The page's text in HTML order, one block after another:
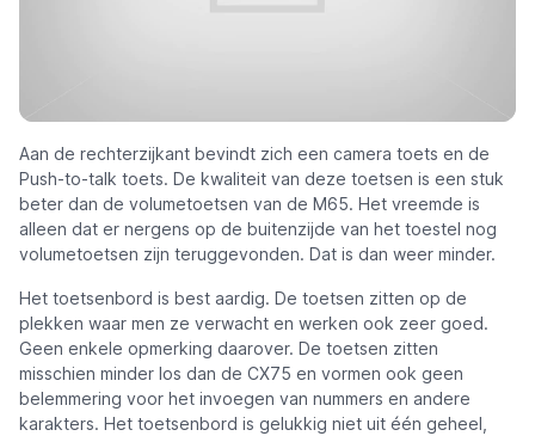
Aan de rechterzijkant bevindt zich een camera toets en de
Push-to-talk toets. De kwaliteit van deze toetsen is een stuk
beter dan de volumetoetsen van de M65. Het vreemde is
alleen dat er nergens op de buitenzijde van het toestel nog
volumetoetsen zijn teruggevonden. Dat is dan weer minder.
Het toetsenbord is best aardig. De toetsen zitten op de
plekken waar men ze verwacht en werken ook zeer goed.
Geen enkele opmerking daarover. De toetsen zitten
misschien minder los dan de CX75 en vormen ook geen
belemmering voor het invoegen van nummers en andere
karakters. Het toetsenbord is gelukkig niet uit één geheel,